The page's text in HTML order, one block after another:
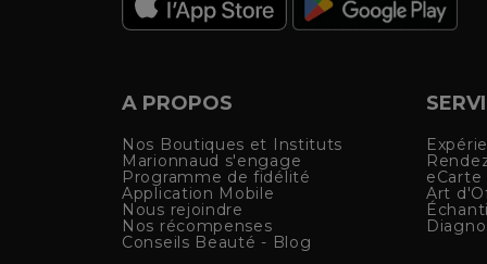
A PROPOS
Nos Boutiques et Instituts
Marionnaud s'engage
Programme de fidélité
Application Mobile
Nous rejoindre
Nos récompenses
Conseils Beauté - Blog
eCarte
Art